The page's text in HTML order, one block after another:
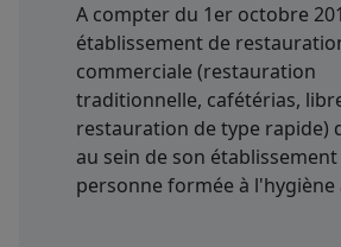
A compter du 1er octobre
établissement de
commerciale (restauration
traditionnelle, cafétérias,
restauration de type rapide)
au sein de son
personne formée à